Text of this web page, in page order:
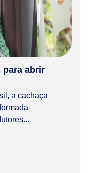
para abrir
a cachaça